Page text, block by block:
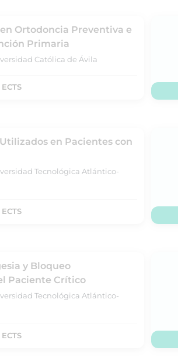
Ortodoncia Preventiva e
Primaria
Católica de Ávila
en Pacientes con
Tecnológica Atlántico-
y Bloqueo
Paciente Crítico
Tecnológica Atlántico-